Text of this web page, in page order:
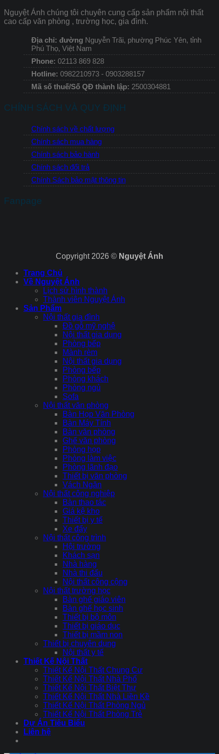
Nguyệt Ánh chúng tôi chuyên cung cấp sản phẩm nội thất
cao cấp văn phòng , trường học, gia đình.
Địa chỉ: đường Nguyễn Trãi, phường Phúc Yên, tỉnh
Phú Thọ, Việt Nam
Phone: 02113 869 828
Hotline: 0982210973 - 0903288157
Mã số thuế/Số QĐ thành lập: 2500304881
CHÍNH SÁCH VÀ QUY ĐỊNH
Chính sách về chất lượng
Chính sách mua hàng
Chính sách bảo hành
Chính sách đổi trả
Chính Sách bảo mật thông tin
Fanpage
Copyright 2026 © Nguyệt Ánh
Trang Chủ
Về Nguyệt Ánh
Lịch sử hình thành
Thành viên Nguyệt Ánh
Sản Phẩm
Nội thất gia đình
Đồ gỗ mỹ nghệ
Nội thất gia dụng
Phòng bếp
Mành rèm
Nội thất gia dụng
Phòng bếp
Phòng khách
Phòng ngủ
Sofa
Nội thất văn phòng
Bàn Họp Văn Phòng
Bàn Máy Tính
Bàn văn phòng
Ghế văn phòng
Phòng họp
Phòng làm việc
Phòng lãnh đạo
Thiết bị văn phòng
Vách Ngăn
Nội thất công nghiệp
Bàn thao tác
Giá kệ kho
Thiết bị y tế
Xe đẩy
Nội thất công trình
Hội trường
Khách sạn
Nhà hàng
Nhà thi đấu
Nội thất công cộng
Nội thất trường học
Bàn ghế giáo viên
Bàn ghế học sinh
Thiết bị bộ môn
Thiết bị giáo dục
Thiết bị mầm non
Thiết bị chuyên dụng
Nội thất y tế
Thiết Kế Nội Thất
Thiết Kế Nội Thất Chung Cư
Thiết Kế Nội Thất Nhà Phố
Thiết Kế Nội Thất Biệt Thự
Thiết Kế Nội Thất Nhà Liền Kề
Thiết Kế Nội Thất Phòng Ngủ
Thiết Kế Nội Thất Phòng Trẻ
Dự Án Tiêu Biểu
Liên hệ